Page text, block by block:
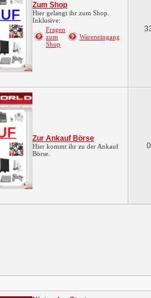
Zum Shop
Hier gelangt ihr zum Shop.
Inklusive:
Fragen
zum
Shop
Wareneingang
Zur Ankauf Börse
Hier kommt ihr zu der Ankauf
Börse.
0